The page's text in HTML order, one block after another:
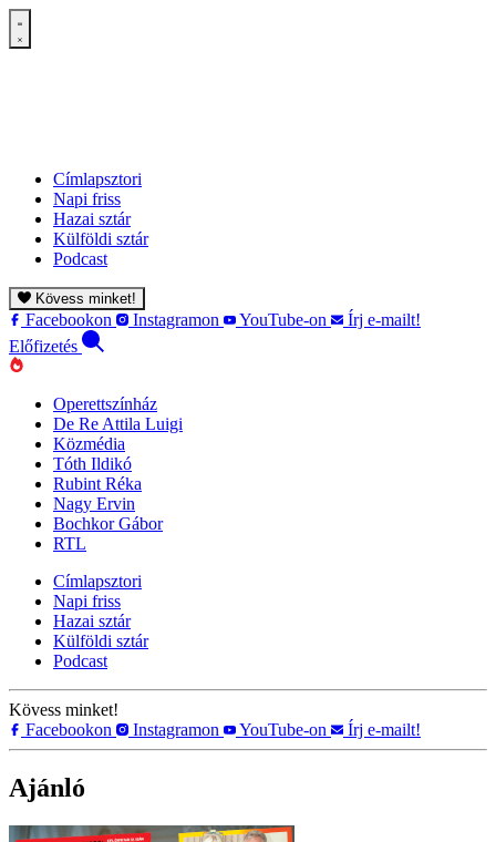
Címlapsztori
Napi friss
Hazai sztár
Külföldi sztár
Podcast
Kövess minket!
Facebookon Instagramon YouTube-on
Írj e-mailt!
Előfizetés
Operettszínház
De Re Attila Luigi
Közmédia
Tóth Ildikó
Rubint Réka
Nagy Ervin
Bochkor Gábor
RTL
Címlapsztori
Napi friss
Hazai sztár
Külföldi sztár
Podcast
Kövess minket!
Facebookon
Instagramon YouTube-on Írj e-mailt!
Ajánló